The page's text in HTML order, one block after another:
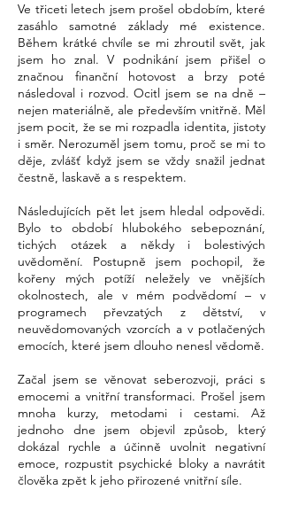
Ve třiceti letech jsem prošel obdobím, které
zasáhlo samotné základy mé existence.
Během krátké chvíle se mi zhroutil svět, jak
jsem ho znal. V podnikání jsem přišel o
značnou finanční hotovost a brzy poté
následoval i rozvod. Ocitl jsem se na dně –
nejen materiálně, ale především vnitřně. Měl
jsem pocit, že se mi rozpadla identita, jistoty
i směr. Nerozuměl jsem tomu, proč se mi to
děje, zvlášť když jsem se vždy snažil jednat
čestně, laskavě a s respektem.
Následujících pět let jsem hledal odpovědi.
Bylo to období hlubokého sebepoznání,
tichých otázek a někdy i bolestivých
uvědomění. Postupně jsem pochopil, že
kořeny mých potíží neležely ve vnějších
okolnostech, ale v mém podvědomí – v
programech převzatých z dětství, v
neuvědomovaných vzorcích a v potlačených
emocích, které jsem dlouho nenesl vědomě.
Začal jsem se věnovat seberozvoji, práci s
emocemi a vnitřní transformaci. Prošel jsem
mnoha kurzy, metodami i cestami. Až
jednoho dne jsem objevil způsob, který
dokázal rychle a účinně uvolnit negativní
emoce, rozpustit psychické bloky a navrátit
člověka zpět k jeho přirozené vnitřní síle.